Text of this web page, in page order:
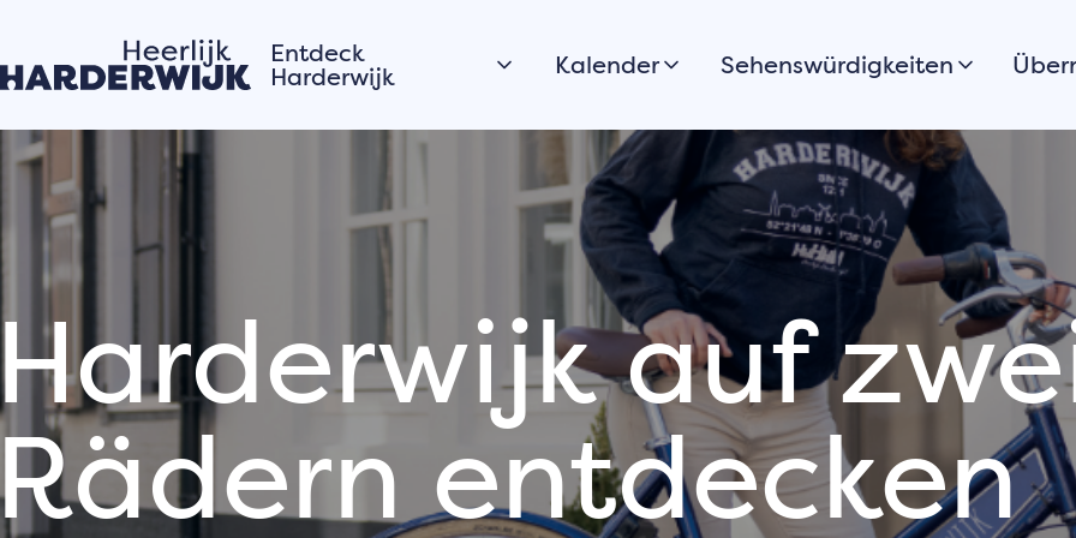
Entdeck
Harderwijk
Veluwe
Die Bewohner von
Hardewijk erzählen
Kalender
Heute
Morgen
Dieses Wochenende
Alle anzeigen
Möchten Sie Ihre
Veranstaltung
oder Aktivität
auch in
Harderwijk
anmelden?
Registrieren Sie Ihre
Sehenswürdigkeiten
Stadtrundgang
Promenade & Strände
Spazierengehen
Radfahren
Boating, surfing &
paddleboarding
Stadtparks
Standpunkte
Museums
Kultur
Essen & Trinken
auf
entdecken